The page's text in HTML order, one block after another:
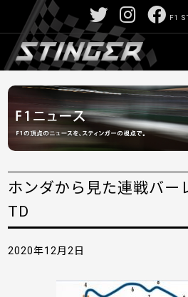
F1
ホンダから見た連戦バー
TD
2020年12月2日